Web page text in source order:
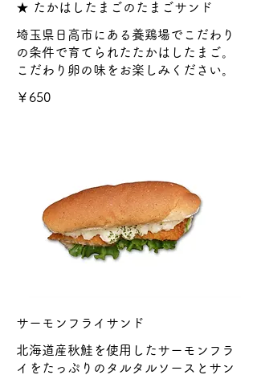
★ たかはしたまごのたまごサンド
埼玉県日高市にある養鶏場でこだわり
の条件で育てられたたかはしたまご。
こだわり卵の味をお楽しみください。
￥650
サーモンフライサンド
北海道産秋鮭を使用したサーモンフラ
イをたっぷりのタルタルソースとサン